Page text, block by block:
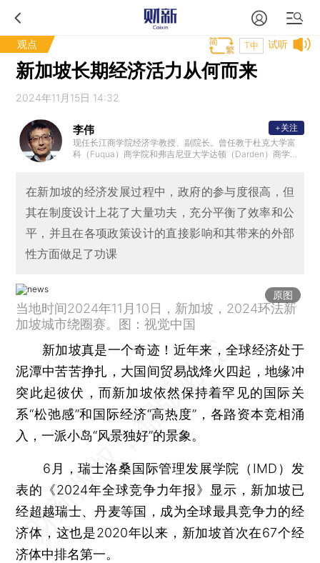
观点 试听
T中
新加坡长期经济活力从何而来
2024年11月15日 14:32
李伟
现任长江商学院经济学教授、副院长。曾任教于杜克大学富
科（Fuqua）商学院和弗吉尼亚大学达顿（Darden）商学院
+关注
在新加坡的经济发展过程中，政府的参与度很高，但
其在制度设计上花了大量功夫，充分平衡了效率和公
平，并且在各项政策设计的直接影响和其带来的外部
性方面做足了功课
原图
当地时间2024年11月10日，新加坡，2024环法新
加坡城市绕圈赛。图：视觉中国
新加坡真是一个奇迹！近年来，全球经济处于
泥潭中苦苦挣扎，大国间贸易战烽火四起，地缘冲
突此起彼伏，而新加坡依然保持着罕见的国际关
系“松弛感”和国际经济“高热度”，各路资本竞相涌
入，一派小岛“风景独好”的景象。
6月，瑞士洛桑国际管理发展学院（IMD）发
表的《2024年全球竞争力年报》显示，新加坡已
经超越瑞士、丹麦等国，成为全球最具竞争力的经
济体，这也是2020年以来，新加坡首次在67个经
济体中排名第一。